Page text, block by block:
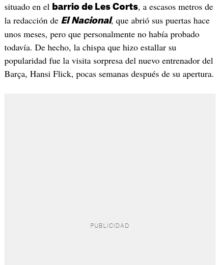
situado en el barrio de Les Corts, a escasos metros de
la redacción de El Nacional, que abrió sus puertas hace
unos meses, pero que personalmente no había probado
todavía. De hecho, la chispa que hizo estallar su
popularidad fue la visita sorpresa del nuevo entrenador del
Barça, Hansi Flick, pocas semanas después de su apertura.